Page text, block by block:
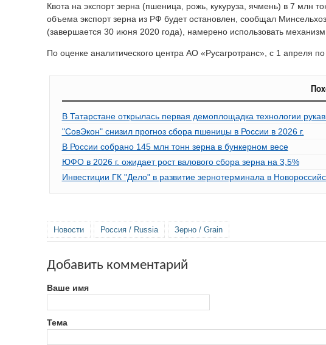
Квота на экспорт зерна (пшеница, рожь, кукуруза, ячмень) в 7 млн
объема экспорт зерна из РФ будет остановлен, сообщал
(завершается 30 июня 2020 года), намерено использовать
По оценке аналитического центра АО «Русагротранс», с 1 апреля
В Татарстане открылась первая демоплощадка технологии
"СовЭкон" снизил прогноз сбора пшеницы в России в 2026 г.
В России собрано 145 млн тонн зерна в бункерном весе
ЮФО в 2026 г. ожидает рост валового сбора зерна на 3,5%
Инвестиции ГК "Дело" в развитие зернотерминала в
Новости Россия / Russia Зерно / Grain
Добавить комментарий
Ваше имя
Тема